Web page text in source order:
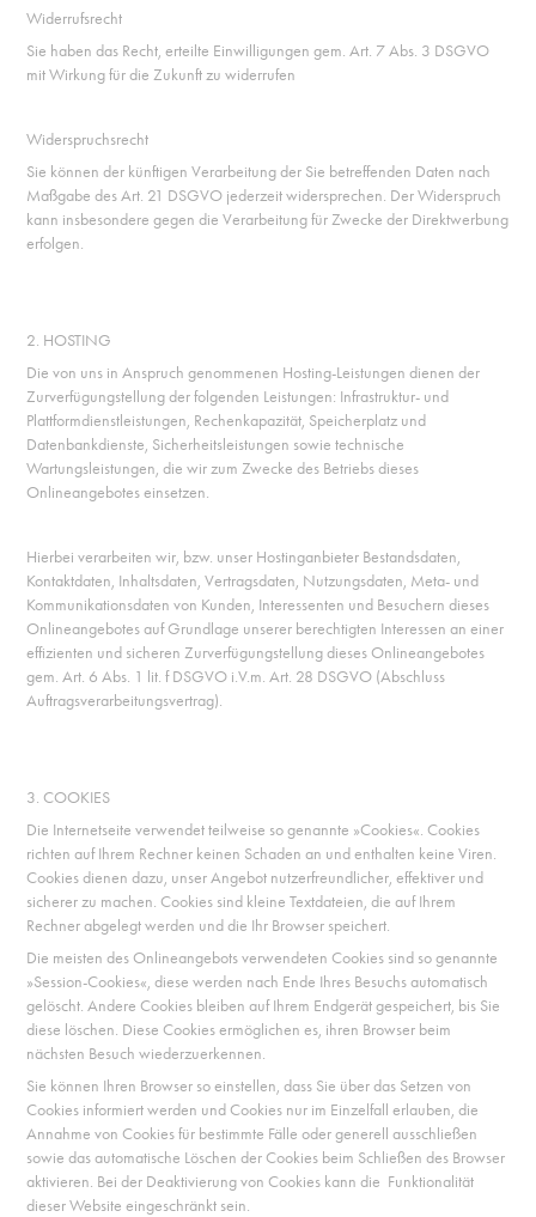
Widerrufsrecht
Sie haben das Recht, erteilte Einwilligungen gem. Art. 7 Abs. 3 DSGVO
mit Wirkung für die Zukunft zu widerrufen
Widerspruchsrecht
Sie können der künftigen Verarbeitung der Sie betreffenden Daten nach
Maßgabe des Art. 21 DSGVO jederzeit widersprechen. Der Widerspruch
kann insbesondere gegen die Verarbeitung für Zwecke der Direktwerbung
erfolgen.
2. HOSTING
Die von uns in Anspruch genommenen Hosting-Leistungen dienen der
Zurverfügungstellung der folgenden Leistungen: Infrastruktur- und
Plattformdienstleistungen, Rechenkapazität, Speicherplatz und
Datenbankdienste, Sicherheitsleistungen sowie technische
Wartungsleistungen, die wir zum Zwecke des Betriebs dieses
Onlineangebotes einsetzen.
Hierbei verarbeiten wir, bzw. unser Hostinganbieter Bestandsdaten,
Kontaktdaten, Inhaltsdaten, Vertragsdaten, Nutzungsdaten, Meta- und
Kommunikationsdaten von Kunden, Interessenten und Besuchern dieses
Onlineangebotes auf Grundlage unserer berechtigten Interessen an einer
effizienten und sicheren Zurverfügungstellung dieses Onlineangebotes
gem. Art. 6 Abs. 1 lit. f DSGVO i.V.m. Art. 28 DSGVO (Abschluss
Auftragsverarbeitungsvertrag).
3. COOKIES
Die Internetseite verwendet teilweise so genannte »Cookies«. Cookies
richten auf Ihrem Rechner keinen Schaden an und enthalten keine Viren.
Cookies dienen dazu, unser Angebot nutzerfreundlicher, effektiver und
sicherer zu machen. Cookies sind kleine Textdateien, die auf Ihrem
Rechner abgelegt werden und die Ihr Browser speichert.
Die meisten des Onlineangebots verwendeten Cookies sind so genannte
»Session-Cookies«, diese werden nach Ende Ihres Besuchs automatisch
gelöscht. Andere Cookies bleiben auf Ihrem Endgerät gespeichert, bis Sie
diese löschen. Diese Cookies ermöglichen es, ihren Browser beim
nächsten Besuch wiederzuerkennen.
Sie können Ihren Browser so einstellen, dass Sie über das Setzen von
Cookies informiert werden und Cookies nur im Einzelfall erlauben, die
Annahme von Cookies für bestimmte Fälle oder generell ausschließen
sowie das automatische Löschen der Cookies beim Schließen des Browser
aktivieren. Bei der Deaktivierung von Cookies kann die Funktionalität
dieser Website eingeschränkt sein.